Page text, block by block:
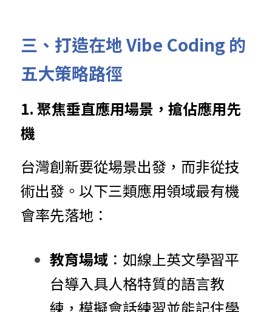
三、打造在地 Vibe Coding 的
五大策略路徑
1. 聚焦垂直應用場景，搶佔應用先
機
台灣創新要從場景出發，而非從技
術出發。以下三類應用領域最有機
會率先落地：
教育場域 ：如線上英文學習平
台導入具人格特質的語言教
練，模擬會話練習並能記住學